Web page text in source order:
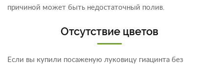
причиной может быть недостаточный полив.
Отсутствие цветов
Если вы купили посаженую луковицу гиацинта без